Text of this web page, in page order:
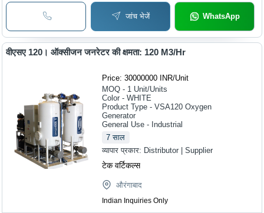
जांच भेजें WhatsApp
वीएसए 120। ऑक्सीजन जनरेटर की क्षमता: 120 M3/Hr
Price: 30000000 INR/Unit
MOQ - 1 Unit/Units
Color - WHITE
Product Type - VSA120 Oxygen
Generator
General Use - Industrial
7 साल
व्यापार प्रकार: Distributor | Supplier
टेक वर्टिकल्स
औरंगाबाद
Indian Inquiries Only